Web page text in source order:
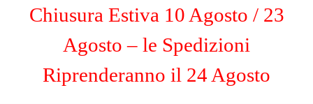
Chiusura Estiva 10 Agosto / 23
Agosto – le Spedizioni
Riprenderanno il 24 Agosto